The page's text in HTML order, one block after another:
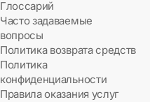
Глоссарий
Часто задаваемые
вопросы
Политика возврата средств
Политика
конфиденциальности
Правила оказания услуг